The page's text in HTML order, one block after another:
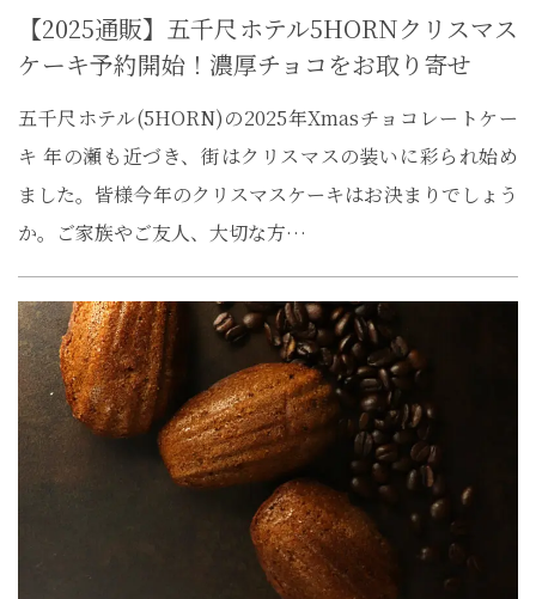
【2025通販】五千尺ホテル5HORNクリスマス
ケーキ予約開始！濃厚チョコをお取り寄せ
五千尺ホテル(5HORN)の2025年Xmasチョコレートケー
キ 年の瀬も近づき、街はクリスマスの装いに彩られ始め
ました。皆様今年のクリスマスケーキはお決まりでしょう
か。ご家族やご友人、大切な方…